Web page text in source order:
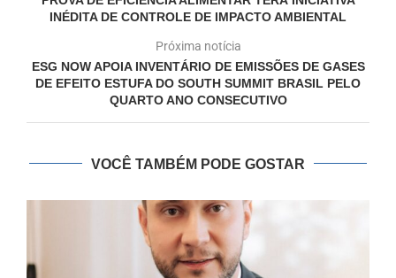
INÉDITA DE CONTROLE DE IMPACTO AMBIENTAL
Próxima notícia
ESG NOW APOIA INVENTÁRIO DE EMISSÕES DE GASES
DE EFEITO ESTUFA DO SOUTH SUMMIT BRASIL PELO
QUARTO ANO CONSECUTIVO
VOCÊ TAMBÉM PODE GOSTAR